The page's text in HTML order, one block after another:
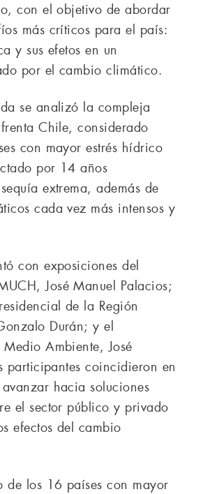
con el objetivo de abordar
más críticos para el país:
y sus efetos en un
por el cambio climático.
se analizó la compleja
Chile, considerado
con mayor estrés hídrico
por 14 años
extrema, además de
cada vez más intensos y
con exposiciones del
José Manuel Palacios;
de la Región
Durán; y el
Medio Ambiente, José
participantes coincidieron en
hacia soluciones
el sector público y privado
efectos del cambio
de los 16 países con mayor